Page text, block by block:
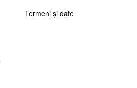
Termeni și date